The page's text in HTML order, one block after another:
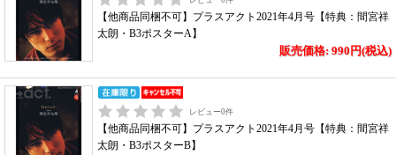
【他商品同梱不可】プラスアクト2021年4月号【特典：間宮祥
太朗・B3ポスターA】
販売価格: 990円(税込)
レビュー0件
【他商品同梱不可】プラスアクト2021年4月号【特典：間宮祥
太朗・B3ポスターB】